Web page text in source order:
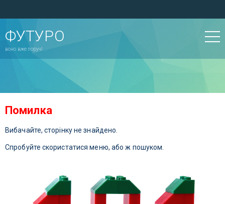
ФУТУРО
воно вже поруч!
Помилка
Вибачайте, сторінку не знайдено.
Спробуйте скористатися меню, або ж пошуком.